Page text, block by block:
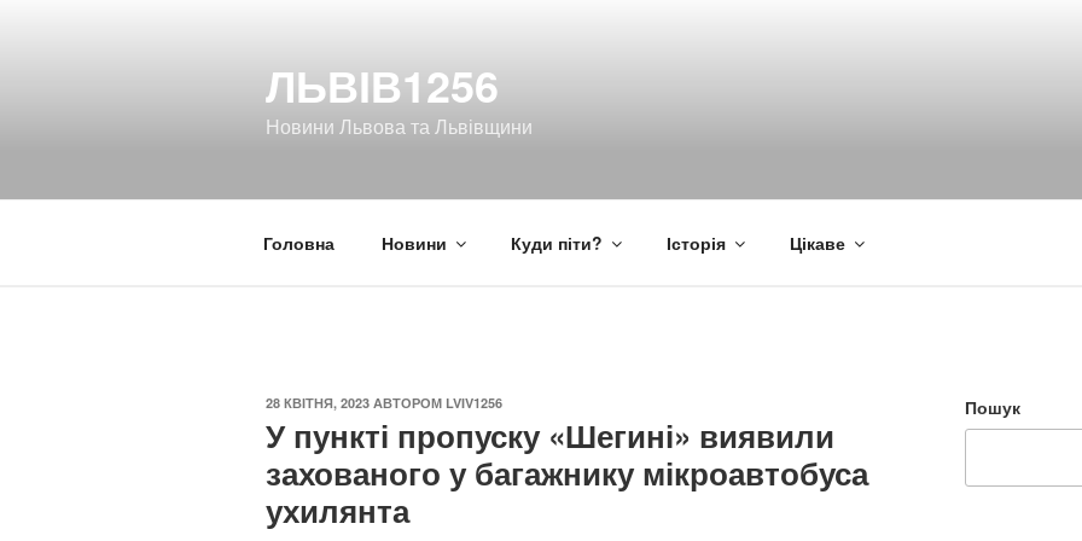
ЛЬВІВ1256
Новини Львова та Львівщини
Головна Новини Куди піти? Історія Цікаве
ОПУБЛІКОВАНО
28 КВІТНЯ, 2023 АВТОРОМ LVIV1256
У пункті пропуску «Шегині» виявили
захованого у багажнику мікроавтобуса
ухилянта
Пошук